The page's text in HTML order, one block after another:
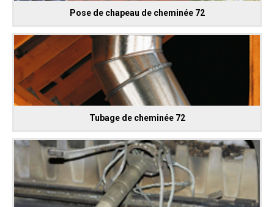
Pose de chapeau de cheminée 72
Tubage de cheminée 72